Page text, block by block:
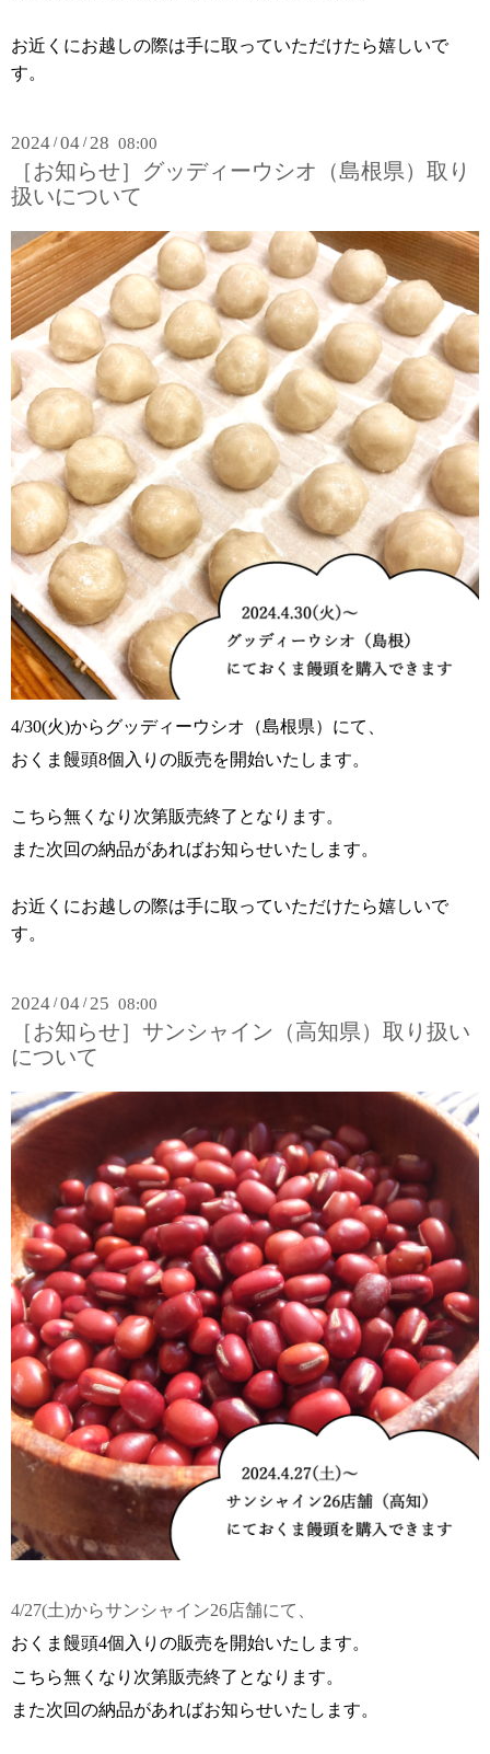
お近くにお越しの際は手に取っていただけたら嬉しいで
す。
2024 /04 /28 08:00
［お知らせ］グッディーウシオ（島根県）取り
扱いについて
4/30(火)からグッディーウシオ（島根県）にて、
おくま饅頭8個入りの販売を開始いたします。
こちら無くなり次第販売終了となります。
また次回の納品があればお知らせいたします。
お近くにお越しの際は手に取っていただけたら嬉しいで
す。
2024 /04 / 25 08:00
［お知らせ］サンシャイン（高知県）取り扱い
について
4/27(土)からサンシャイン26店舗にて、
おくま饅頭4個入りの販売を開始いたします。
こちら無くなり次第販売終了となります。
また次回の納品があればお知らせいたします。